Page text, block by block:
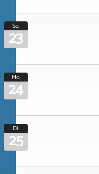
So.
23
Mo.
24
Di.
25